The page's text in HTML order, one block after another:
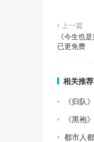
上一篇
《今生也
已更免费
相关推荐
《归队
《黑袍
都市人